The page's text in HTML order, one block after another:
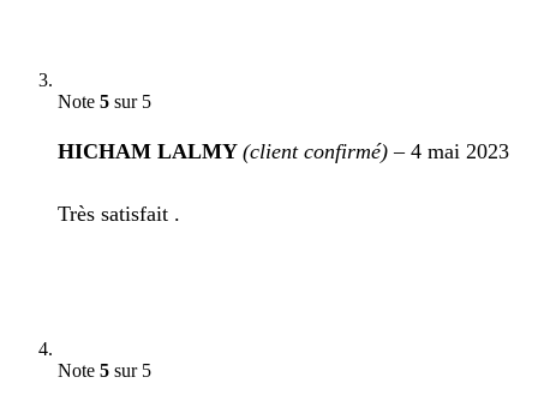
Note 5 sur 5
HICHAM LALMY (client confirmé) – 4 mai 2023
Très satisfait .
Note 5 sur 5